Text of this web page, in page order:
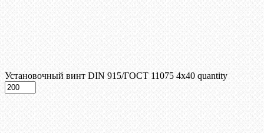
Установочный винт DIN 915/ГОСТ 11075 4х40 quantity